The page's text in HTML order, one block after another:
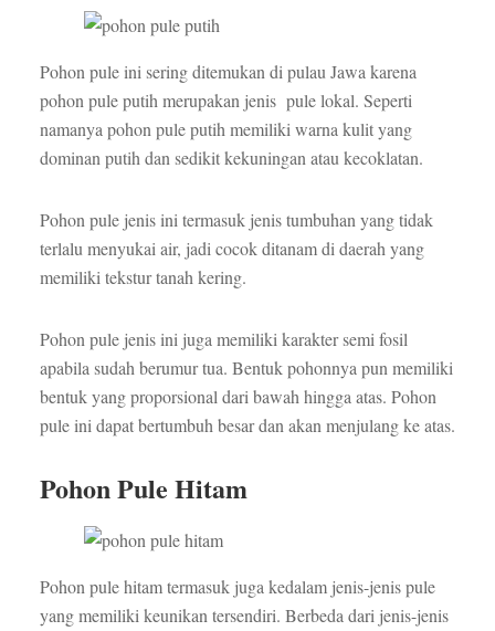
Pohon pule ini sering ditemukan di pulau Jawa karena
pohon pule putih merupakan jenis pule lokal. Seperti
namanya pohon pule putih memiliki warna kulit yang
dominan putih dan sedikit kekuningan atau kecoklatan.
Pohon pule jenis ini termasuk jenis tumbuhan yang tidak
terlalu menyukai air, jadi cocok ditanam di daerah yang
memiliki tekstur tanah kering.
Pohon pule jenis ini juga memiliki karakter semi fosil
apabila sudah berumur tua. Bentuk pohonnya pun memiliki
bentuk yang proporsional dari bawah hingga atas. Pohon
pule ini dapat bertumbuh besar dan akan menjulang ke atas.
Pohon Pule Hitam
Pohon pule hitam termasuk juga kedalam jenis-jenis pule
yang memiliki keunikan tersendiri. Berbeda dari jenis-jenis